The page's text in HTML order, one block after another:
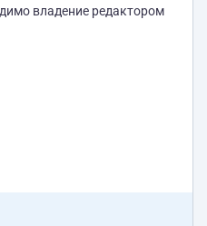
владение редактором